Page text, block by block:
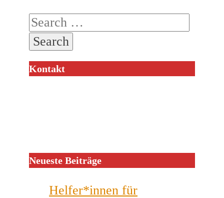
Search
for:
Kontakt
Neueste Beiträge
Helfer*innen für